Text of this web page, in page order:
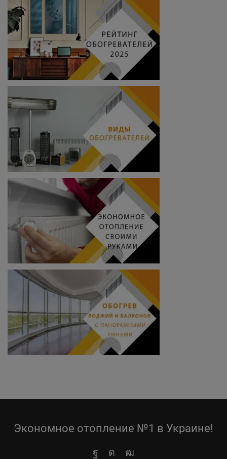
Экономное отопление №1 в Украине!